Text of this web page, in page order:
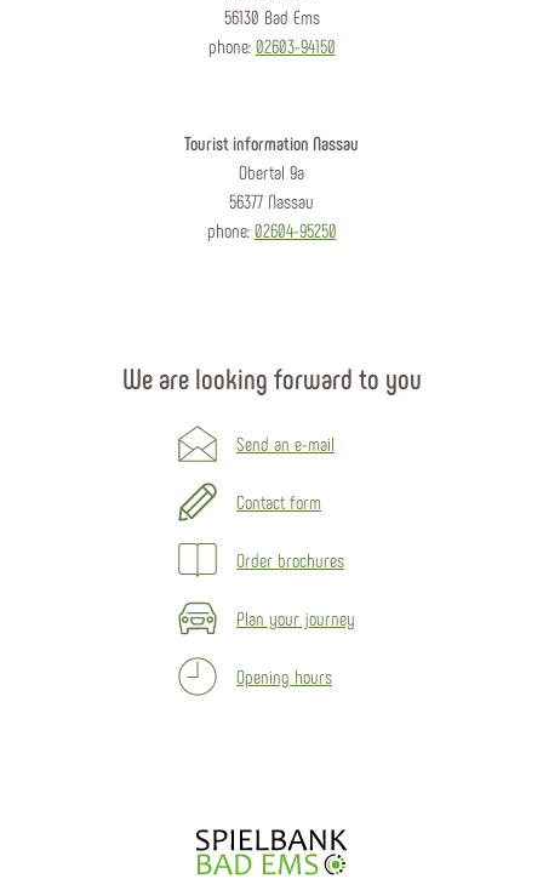
56130 Bad Ems
phone: 02603-94150
Tourist information Nassau
Obertal 9a
56377 Nassau
phone: 02604-95250
We are looking forward to you
Send an e-mail
Contact form
Order brochures
Plan your journey
Opening hours